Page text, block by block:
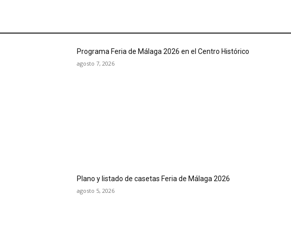
Programa Feria de Málaga 2026 en el Centro Histórico
agosto 7, 2026
Plano y listado de casetas Feria de Málaga 2026
agosto 5, 2026